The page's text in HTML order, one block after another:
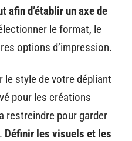
afin d’établir un axe de
le format, le
options d’impression.
le style de votre dépliant
pour les créations
restreindre pour garder
Définir les visuels et les